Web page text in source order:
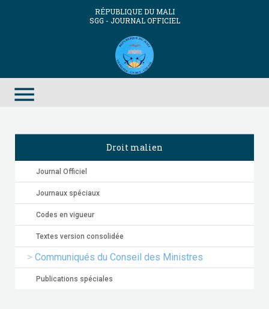
RÉPUBLIQUE DU MALI
SGG - JOURNAL OFFICIEL
menu
Droit malien
Journal Officiel
Journaux spéciaux
Codes en vigueur
Textes version consolidée
Communiqués du Conseil des Ministres
Publications spéciales